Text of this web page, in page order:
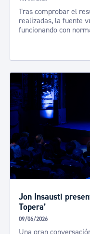
Tras comprobar el
realizadas, la fuente
funcionando con
Jon Insausti
Topera’
09/06/2026
Una gran